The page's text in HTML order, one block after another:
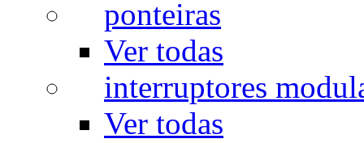
ponteiras
Ver todas
interruptores
Ver todas